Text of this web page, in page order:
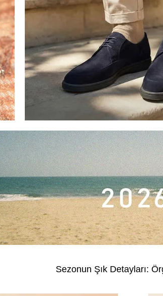
Sezonun Şık Detayları: